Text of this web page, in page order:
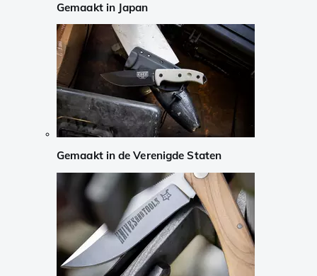
Gemaakt in Japan
Gemaakt in de Verenigde Staten